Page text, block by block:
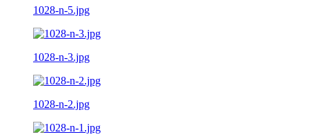
1028-n-5.jpg
1028-n-3.jpg
1028-n-2.jpg